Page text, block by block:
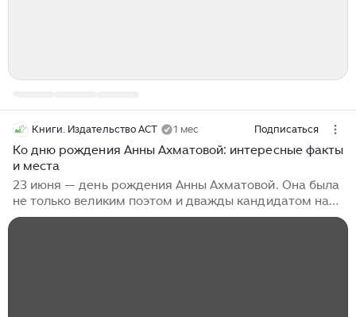
Книги. Издательство АСТ 1 мес Подписаться
Ко дню рождения Анны Ахматовой: интересные факты
и места
23 июня — день рождения Анны Ахматовой. Она была
не только великим поэтом и дважды кандидатом на
Нобелевскую премию, но и настоящим кумиром